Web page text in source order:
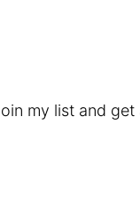
my list and